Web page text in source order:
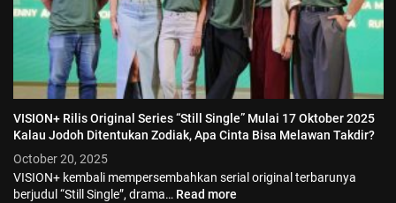
VISION+ Rilis Original Series “Still Single” Mulai 17 Oktober 2025
Kalau Jodoh Ditentukan Zodiak, Apa Cinta Bisa Melawan Takdir?
October 20, 2025
VISION+ kembali mempersembahkan serial original terbarunya
berjudul “Still Single”, drama… Read more